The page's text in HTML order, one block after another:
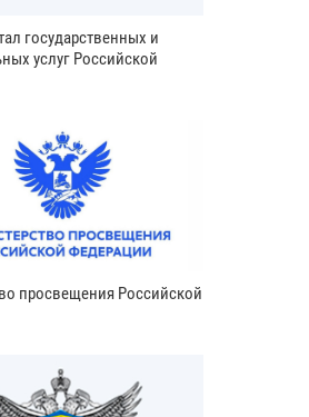
государственных и
услуг Российской
просвещения Российской